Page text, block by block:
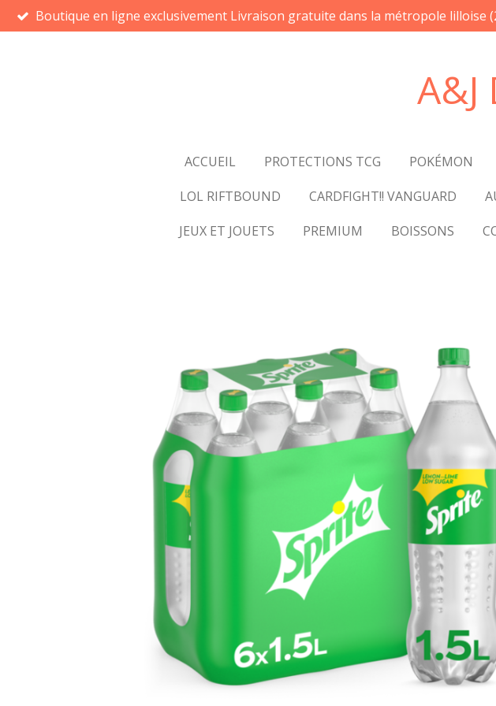
Passer
au
Boutique en ligne exclusivement Livraison gratuite dans la métropole lilloise
A&J
ACCUEIL PROTECTIONS TCG POKÉMON
LOL RIFTBOUND
CARDFIGHT!! VANGUARD
JEUX ET JOUETS
PREMIUM BOISSONS